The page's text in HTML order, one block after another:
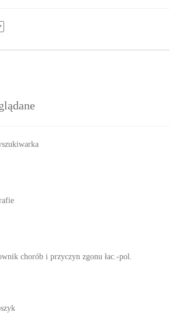
chorób i przyczyn zgonu łac.-pol.